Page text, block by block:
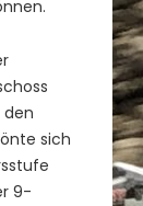
den
sich
9-